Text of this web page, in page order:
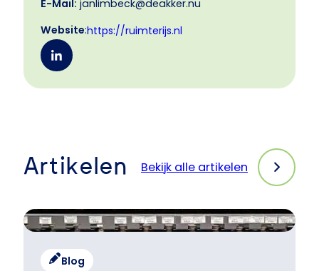
E-Mail: janlimbeck@deakker.nu
Website:https://ruimterijs.nl
Artikelen Bekijk alle artikelen
Blog